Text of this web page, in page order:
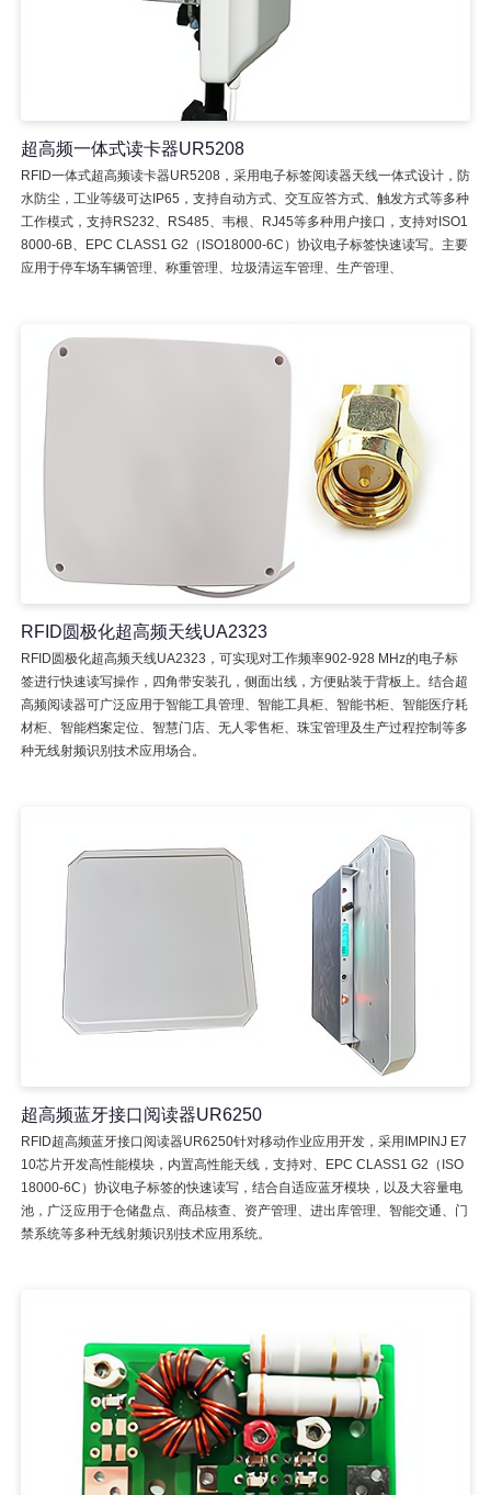
超高频一体式读卡器UR5208
RFID一体式超高频读卡器UR5208，采用电子标签阅读器天线一体式设计，防
水防尘，工业等级可达IP65，支持自动方式、交互应答方式、触发方式等多种
工作模式，支持RS232、RS485、韦根、RJ45等多种用户接口，支持对ISO1
8000-6B、EPC CLASS1 G2（ISO18000-6C）协议电子标签快速读写。主要
应用于停车场车辆管理、称重管理、垃圾清运车管理、生产管理、
RFID圆极化超高频天线UA2323
RFID圆极化超高频天线UA2323，可实现对工作频率902-928 MHz的电子标
签进行快速读写操作，四角带安装孔，侧面出线，方便贴装于背板上。结合超
高频阅读器可广泛应用于智能工具管理、智能工具柜、智能书柜、智能医疗耗
材柜、智能档案定位、智慧门店、无人零售柜、珠宝管理及生产过程控制等多
种无线射频识别技术应用场合。
超高频蓝牙接口阅读器UR6250
RFID超高频蓝牙接口阅读器UR6250针对移动作业应用开发，采用IMPINJ E7
10芯片开发高性能模块，内置高性能天线，支持对、EPC CLASS1 G2（ISO
18000-6C）协议电子标签的快速读写，结合自适应蓝牙模块，以及大容量电
池，广泛应用于仓储盘点、商品核查、资产管理、进出库管理、智能交通、门
禁系统等多种无线射频识别技术应用系统。